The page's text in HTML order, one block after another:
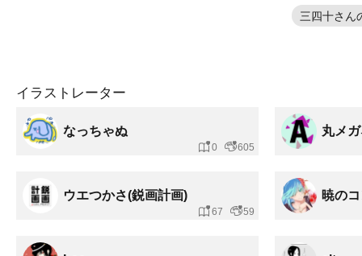
三四十さん
イラストレーター
なっちゃぬ
0 605
丸メ
ウエつかさ(鋭画計画)
67 59
暁の